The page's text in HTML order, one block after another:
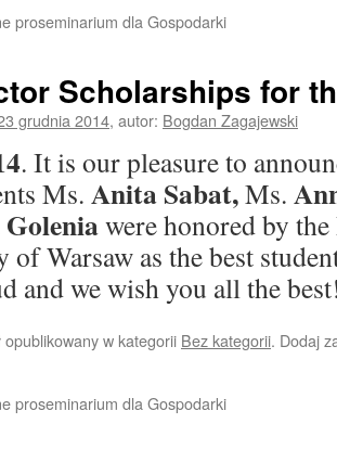
proseminarium dla Gospodarki
Scholarships for
grudnia 2014, autor: Bogdan Zagajewski
. It is our pleasure to
Ms. Anita Sabat,Ms.
were honored by
Warsaw as the best
and we wish you all the
opublikowany w kategorii Bez kategorii. Dodaj
proseminarium dla Gospodarki